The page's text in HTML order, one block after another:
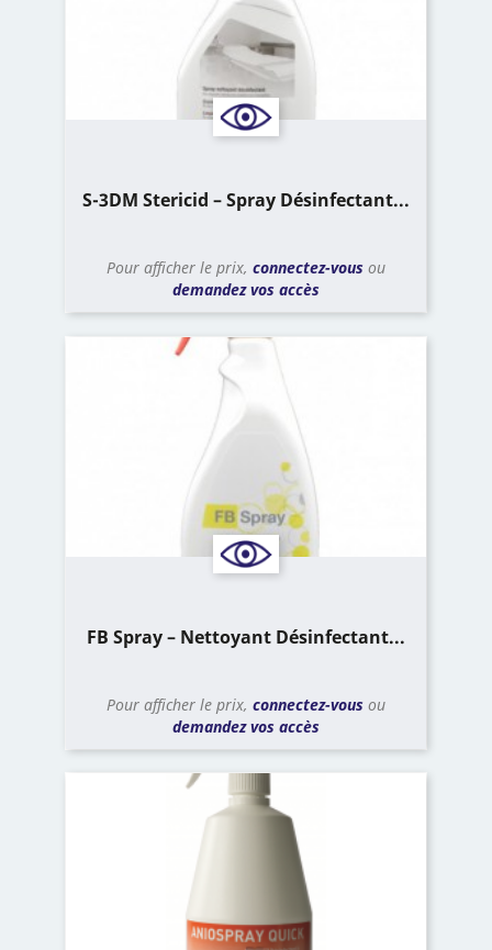
S-3DM Stericid – Spray Désinfectant...
Pour afficher le prix, connectez-vous ou
demandez vos accès
FB Spray – Nettoyant Désinfectant...
Pour afficher le prix, connectez-vous ou
demandez vos accès